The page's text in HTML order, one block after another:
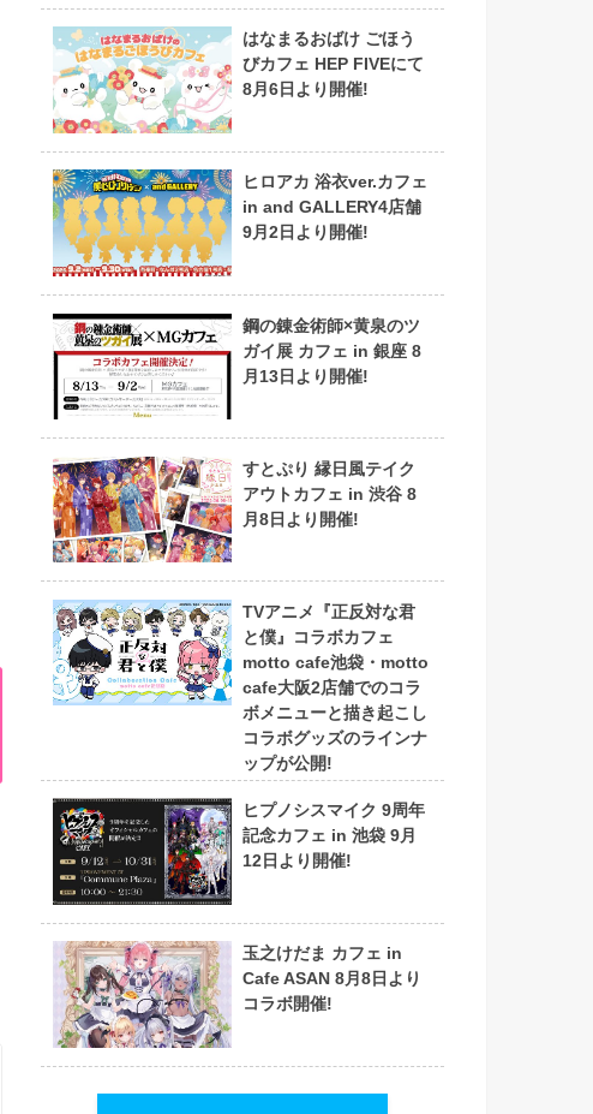
はなまるおばけ ごほう
びカフェ HEP FIVEにて
8月6日より開催!
ヒロアカ 浴衣ver.カフェ
in and GALLERY4店舗
9月2日より開催!
鋼の錬金術師×黄泉のツ
ガイ展 カフェ in 銀座 8
月13日より開催!
すとぷり 縁日風テイク
アウトカフェ in 渋谷 8
月8日より開催!
TVアニメ『正反対な君
と僕』コラボカフェ
motto cafe池袋・motto
cafe大阪2店舗でのコラ
ボメニューと描き起こし
コラボグッズのラインナ
ップが公開!
ヒプノシスマイク 9周年
記念カフェ in 池袋 9月
12日より開催!
玉之けだま カフェ in
Cafe ASAN 8月8日より
コラボ開催!